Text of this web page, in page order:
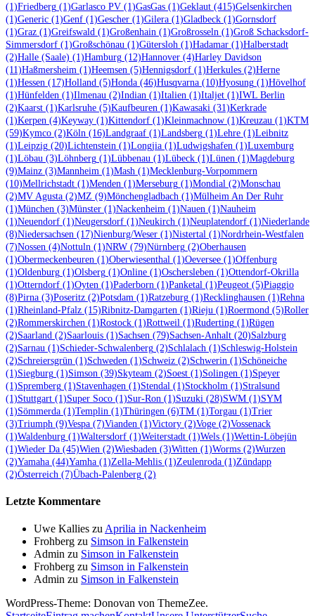
(1)Friedberg (1)Garlasco PV (1)GasGas (1)Geklaut (415)Gelsenkirchen
(1)Generic (1)Genf (1)Gescher (1)Gilera (1)Gladbeck (1)Gornsdorf
(1)Graz (1)Greifswald (1)Großenhain (1)Großrosseln (1)Groß Schacksdorf-
Simmersdorf (1)Großschönau (1)Gütersloh (1)Hadamar (1)Halberstadt
(2)Halle (Saale) (1)Hamburg (12)Hannover (4)Harley Davidson
(11)Haßmersheim (1)Heemsen (5)Hennigsdorf (1)Herkules (2)Herne
(1)Hessen (17)Holland (5)Honda (46)Husqvarna (10)Hyosung (1)Hövelhof
(1)Hünfelden (1)Ilmenau (2)Indian (1)Italien (1)Italjet (1)IWL Berlin
(2)Kaarst (1)Karlsruhe (5)Kaufbeuren (1)Kawasaki (31)Kerkrade
(1)Kerpen (4)Keyway (1)Kittendorf (1)Kleinmachnow (1)Kreuzau (1)KTM
(59)Kymco (2)Köln (16)Landgraaf (1)Landsberg (1)Lehre (1)Leibnitz
(1)Leipzig (20)Lichtenstein (1)Longjia (1)Ludwigshafen (1)Luxemburg
(1)Löbau (3)Löhnberg (1)Lübbenau (1)Lübeck (1)Lünen (1)Magdeburg
(9)Mainz (3)Mannheim (1)Mash (1)Mecklenburg-Vorpommern
(10)Mellrichstadt (1)Menden (1)Merseburg (1)Mondial (2)Monschau
(2)MV Agusta (2)MZ (9)Mönchengladbach (1)Mülheim An Der Ruhr
(1)München (3)Münster (1)Nackenheim (1)Nauen (1)Nauheim
(1)Neuendorf (1)Neugersdorf (1)Neukirch (1)Neuplatendorf (1)Niederlande
(8)Niedersachsen (17)Nienburg/Weser (1)Nistertal (1)Nordrhein-Westfalen
(7)Nossen (4)Nottuln (1)NRW (79)Nürnberg (2)Oberhausen
(1)Obermeckenbeuren (1)Oberwiesenthal (1)Oeversee (1)Offenburg
(1)Oldenburg (1)Olsberg (1)Online (1)Oschersleben (1)Ottendorf-Okrilla
(1)Otterndorf (1)Oyten (1)Paderborn (1)Panketal (1)Peugeot (5)Piaggio
(8)Pirna (3)Poseritz (2)Potsdam (1)Ratzeburg (1)Recklinghausen (1)Rehna
(1)Rheinland-Pfalz (15)Ribnitz-Damgarten (1)Rieju (1)Roermond (5)Roller
(2)Rommerskirchen (1)Rostock (1)Rottweil (1)Ruderting (1)Rügen
(2)Saarland (2)Saarlouis (1)Sachsen (79)Sachsen-Anhalt (20)Salzburg
(2)Sarnau (1)Schieder-Schwalenberg (2)Schlalach (1)Schleswig-Holstein
(2)Schreiersgrün (1)Schweden (1)Schweiz (2)Schwerin (1)Schöneiche
(1)Siegburg (1)Simson (39)Skyteam (2)Soest (1)Solingen (1)Speyer
(1)Spremberg (1)Stavenhagen (1)Stendal (1)Stockholm (1)Stralsund
(1)Stuttgart (1)Super Soco (1)Sur-Ron (1)Suzuki (28)SWM (1)SYM
(1)Sömmerda (1)Templin (1)Thüringen (6)TM (1)Torgau (1)Trier
(3)Triumph (9)Vespa (7)Vianden (1)Victory (2)Voge (2)Vossenack
(1)Waldenburg (1)Waltersdorf (1)Weiterstadt (1)Wels (1)Wettin-Löbejün
(1)Wieder Da (45)Wien (2)Wiesbaden (3)Witten (1)Worms (2)Wurzen
(2)Yamaha (44)Yamha (1)Zella-Mehlis (1)Zeulenroda (1)Zündapp
(2)Österreich (7)Übach-Palenberg (2)
Letzte Kommentare
Uwe Kallies zu Aprilia in Nackenheim
Frohberg zu Simson in Falkenstein
Admin zu Simson in Falkenstein
Frohberg zu Simson in Falkenstein
Admin zu Simson in Falkenstein
WordPress-Theme: Donovan von ThemeZee.